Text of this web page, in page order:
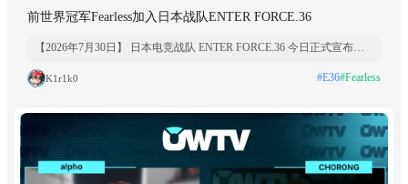
前世界冠军Fearless加入日本战队ENTER FORCE.36
【2026年7月30日】 日本电竞战队 ENTER FORCE.36 今日正式宣布，
队。 Fearless 是《守望先锋》职业赛场上备受瞩目的顶尖坦克位选
K1r1k0 #E36#Fearless